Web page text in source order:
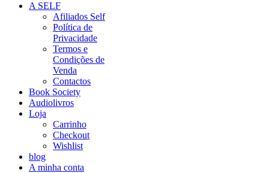
A SELF
Afiliados Self
Política de
Privacidade
Termos e
Condições de
Venda
Contactos
Book Society
Audiolivros
Loja
Carrinho
Checkout
Wishlist
blog
A minha conta